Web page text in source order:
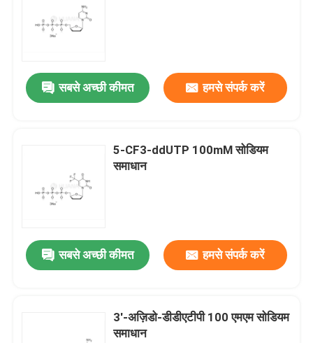
सबसे अच्छी कीमत हमसे संपर्क करें
5-CF3-ddUTP 100mM सोडियम
समाधान
सबसे अच्छी कीमत हमसे संपर्क करें
3′-अज़िडो-डीडीएटीपी 100 एमएम सोडियम
समाधान